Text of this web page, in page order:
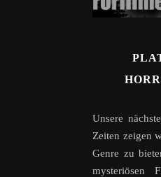
Unsere
Zeiten zeigen
Genre zu
mysteriösen